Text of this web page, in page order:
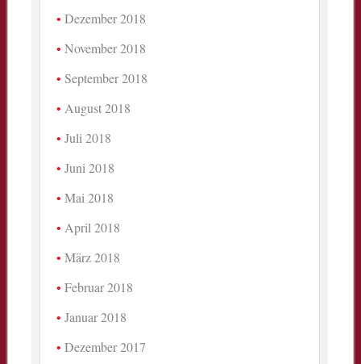
Dezember 2018
November 2018
September 2018
August 2018
Juli 2018
Juni 2018
Mai 2018
April 2018
März 2018
Februar 2018
Januar 2018
Dezember 2017